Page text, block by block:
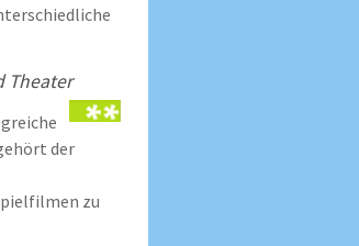
Theater
der
zu